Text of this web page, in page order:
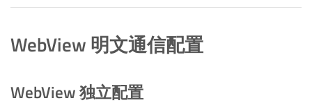
WebView 明文通信配置
WebView 独立配置